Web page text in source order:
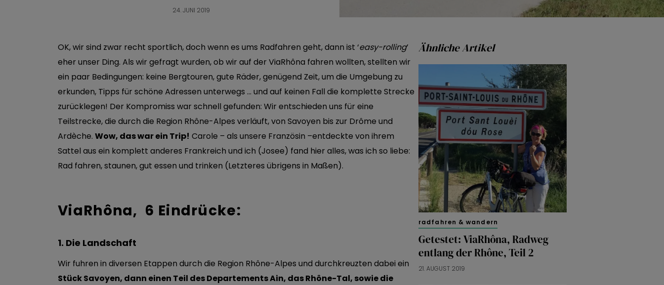
24. JUNI 2019
OK, wir sind zwar recht sportlich, doch wenn es ums Radfahren geht, dann ist ‘easy-rolling’
eher unser Ding. Als wir gefragt wurden, ob wir auf der ViaRhôna fahren wollten, stellten wir
ein paar Bedingungen: keine Bergtouren, gute Räder, genügend Zeit, um die Umgebung zu
erkunden, Tipps für schöne Adressen unterwegs … und auf keinen Fall die komplette Strecke
zurücklegen! Der Kompromiss war schnell gefunden: Wir entschieden uns für eine
Teilstrecke, die durch die Region Rhône-Alpes verläuft, von Savoyen bis zur Drôme und
Ardèche. Wow, das war ein Trip! Carole – als unsere Französin –entdeckte von ihrem
Sattel aus ein komplett anderes Frankreich und ich (Josee) fand hier alles, was ich so liebe:
Rad fahren, staunen, gut essen und trinken (Letzteres übrigens in Maßen).
ViaRhôna, 6 Eindrücke:
1. Die Landschaft
Wir fuhren in diversen Etappen durch die Region Rhône-Alpes und durchkreuzten dabei ein
Stück Savoyen, dann einen Teil des Departements Ain, das Rhône-Tal, sowie die
Ähnliche Artikel
radfahren & wandern
Getestet: ViaRhôna, Radweg
entlang der Rhône, Teil 2
21. AUGUST 2019